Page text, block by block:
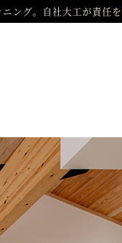
ング。自社大工が責任を